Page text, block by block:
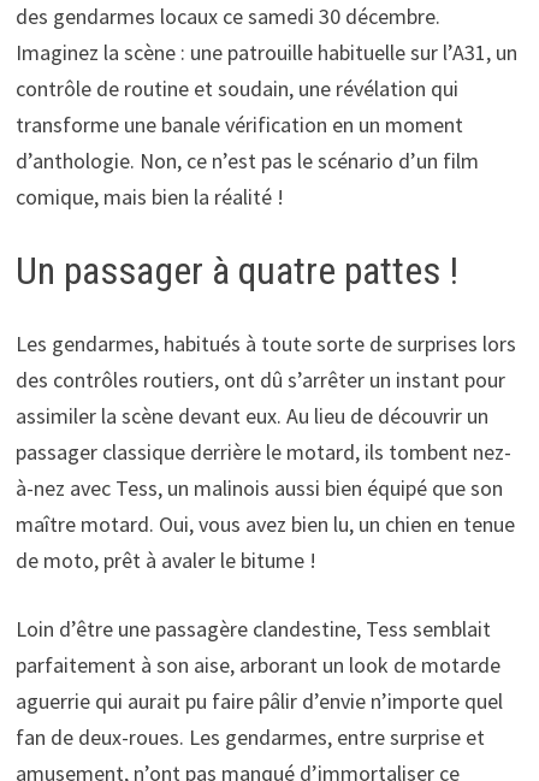
des gendarmes locaux ce samedi 30 décembre.
Imaginez la scène : une patrouille habituelle sur l’A31, un
contrôle de routine et soudain, une révélation qui
transforme une banale vérification en un moment
d’anthologie. Non, ce n’est pas le scénario d’un film
comique, mais bien la réalité !
Un passager à quatre pattes !
Les gendarmes, habitués à toute sorte de surprises lors
des contrôles routiers, ont dû s’arrêter un instant pour
assimiler la scène devant eux. Au lieu de découvrir un
passager classique derrière le motard, ils tombent nez-
à-nez avec Tess, un malinois aussi bien équipé que son
maître motard. Oui, vous avez bien lu, un chien en tenue
de moto, prêt à avaler le bitume !
Loin d’être une passagère clandestine, Tess semblait
parfaitement à son aise, arborant un look de motarde
aguerrie qui aurait pu faire pâlir d’envie n’importe quel
fan de deux-roues. Les gendarmes, entre surprise et
amusement, n’ont pas manqué d’immortaliser ce